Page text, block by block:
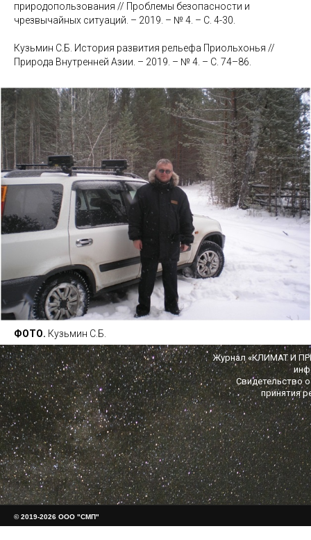
природопользования // Проблемы безопасности и
чрезвычайных ситуаций. – 2019. – № 4. – С. 4-30.
Кузьмин С.Б. История развития рельефа Приольхонья //
Природа Внутренней Азии. – 2019. – № 4. – С. 74–86.
ФОТО. Кузьмин С.Б.
Журнал «КЛИМАТ И
Свидетельство
принятия
© 2019-2026 ООО "СМП"